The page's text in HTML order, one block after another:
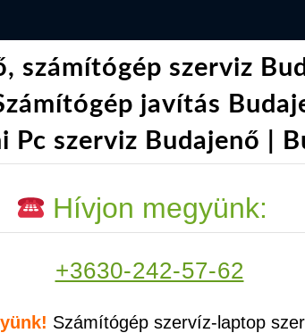
számítógép szerviz
javítás
Pc szerviz Budajenő |
Hívjon megyünk:
+3630-242-57-62
Számítógép szervíz-laptop